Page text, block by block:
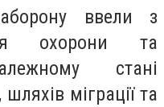
ввели з
охорони та
стані
міграції та